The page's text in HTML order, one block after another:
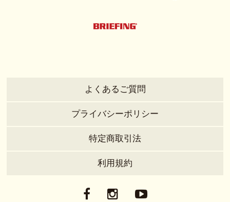
よくあるご質問
プライバシーポリシー
特定商取引法
利用規約